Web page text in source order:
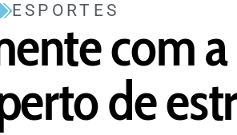
ESPORTES
com
de